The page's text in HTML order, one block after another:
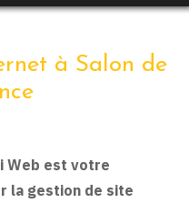
à Salon de
Web est votre
la gestion de site